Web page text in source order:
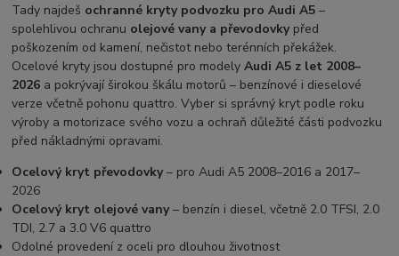
Tady najdeš ochranné kryty podvozku pro Audi A5 –
spolehlivou ochranu olejové vany a převodovkypřed
poškozením od kamení, nečistot nebo terénních překážek.
Ocelové kryty jsou dostupné pro modelyAudi A5 z let 2008–
2026 a pokrývají širokou škálu motorů – benzínové i dieselové
verze včetně pohonu quattro. Vyber si správný kryt podle roku
výroby a motorizace svého vozu a ochraň důležité části podvozku
před nákladnými opravami.
Ocelový kryt převodovky– pro Audi A5 2008–2016 a 2017–
2026
Ocelový kryt olejové vany– benzín i diesel, včetně 2.0 TFSI, 2.0
TDI, 2.7 a 3.0 V6 quattro
Odolné provedení z oceli pro dlouhou životnost